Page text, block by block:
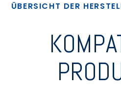
ÜBERSICHT DER